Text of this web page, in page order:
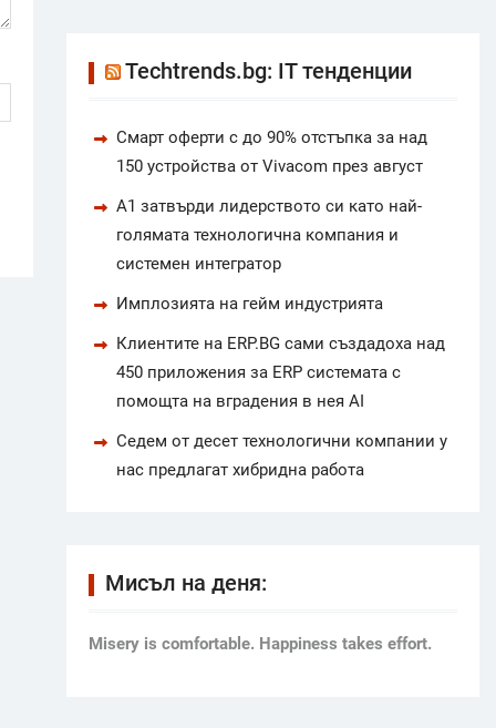
Techtrends.bg: IT тенденции
Смарт оферти с до 90% отстъпка за над
150 устройства от Vivacom през август
А1 затвърди лидерството си като най-
голямата технологична компания и
системен интегратор
Имплозията на гейм индустрията
Клиентите на ERP.BG сами създадоха над
450 приложения за ERP системата с
помощта на вградения в нея AI
Седем от десет технологични компании у
нас предлагат хибридна работа
Мисъл на деня:
Мisery is comfortable. Happiness takes effort.